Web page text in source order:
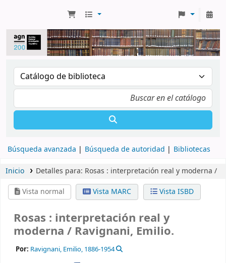
Búsqueda avanzada Búsqueda de autoridad Bibliotecas
Inicio Detalles para: Rosas : interpretación real y moderna /
Vista normal
Vista MARC Vista ISBD
Rosas : interpretación real y
moderna / Ravignani, Emilio.
Por: Ravignani, Emilio, 1886-1954